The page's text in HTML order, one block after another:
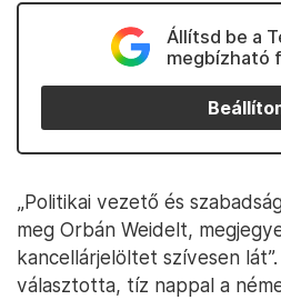
Állítsd be a
megbízható
„Politikai vezető és
meg Orbán Weidelt,
kancellárjelöltet szívesen
választotta, tíz nappal a